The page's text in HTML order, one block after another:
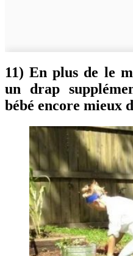
11) En plus de le
un drap
bébé encore mieux